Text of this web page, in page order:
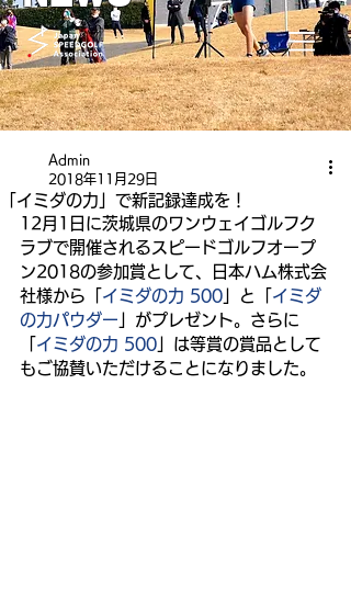
「イミダの力」で新記録達成を！
Admin
2018年11月29日
12月1日に茨城県のワンウェイゴルフク
ラブで開催されるスピードゴルフオープ
ン2018の参加賞として、日本ハム株式会
社様から「 イミダの力 500 」と「 イミダ
の力パウダー 」がプレゼント。さらに
イミダの力 500 」は等賞の賞品として
もご協賛いただけることになりました。